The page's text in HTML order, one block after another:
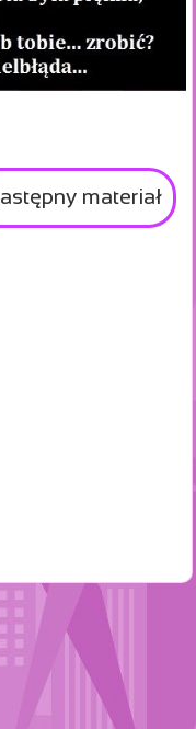
materiał